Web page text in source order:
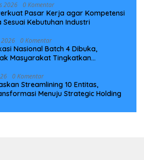
2026 0 Komentar
Pasar Kerja agar Kompetensi
Sesuai Kebutuhan Industri
2026 0 Komentar
Nasional Batch 4 Dibuka,
Masyarakat Tingkatkan
0 Komentar
Streamlining 10 Entitas,
Menuju Strategic Holding